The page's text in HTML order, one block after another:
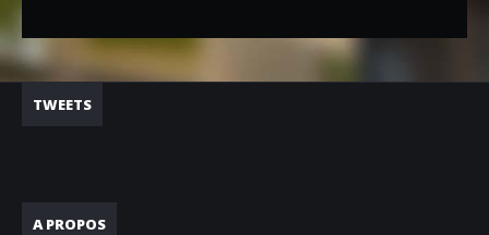
TWEETS
A PROPOS